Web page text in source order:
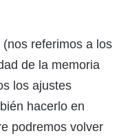
referimos a los
de la memoria
los ajustes
hacerlo en
podremos volver